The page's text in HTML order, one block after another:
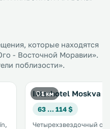
которые находятся
- Восточной Моравии».
поблизости».
1 км
Interhotel Moskva
63 … 114 $
Четырехзвездочный